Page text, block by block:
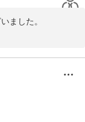
ました。
ます。